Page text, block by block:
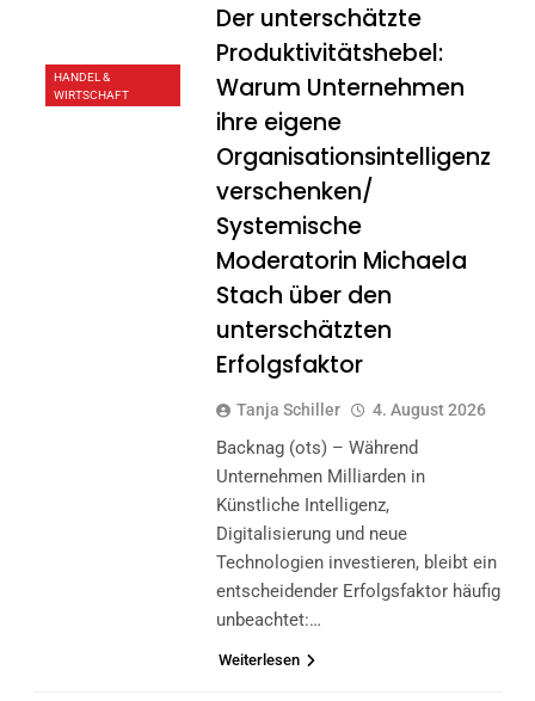
HANDEL &
WIRTSCHAFT
Der unterschätzte
Produktivitätshebel:
Warum Unternehmen
ihre eigene
Organisationsintelligenz
verschenken/
Systemische
Moderatorin Michaela
Stach über den
unterschätzten
Erfolgsfaktor
Tanja Schiller 4. August 2026
Backnag (ots) – Während
Unternehmen Milliarden in
Künstliche Intelligenz,
Digitalisierung und neue
Technologien investieren, bleibt ein
entscheidender Erfolgsfaktor häufig
unbeachtet:…
Weiterlesen